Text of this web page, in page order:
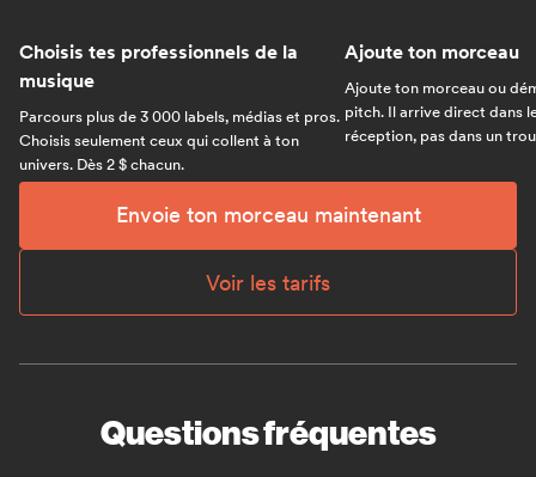
Choisis tes professionnels de la
musique
Parcours plus de 3 000 labels, médias et pros.
Choisis seulement ceux qui collent à ton
univers. Dès 2 $ chacun.
Ajoute ton morceau
Ajoute ton morceau ou
pitch. Il arrive direct dans
réception, pas dans un
Envoie ton morceau maintenant
Voir les tarifs
Questions fréquentes